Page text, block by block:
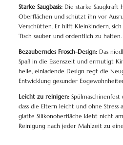
Starke Saugbasis: Die starke Saugkraft
Oberflächen und schützt ihn vor
Verschütten. Er hilft Kleinkindern,
Tisch sauber und ordentlich zu halten.
Bezauberndes Frosch-Design:Das
Spaß in die Essenszeit und ermutigt
helle, einladende Design regt die
Entwicklung gesunder
Leicht zu reinigen: Spülmaschinenfest
dass die Eltern leicht und ohne Stress
glatte Silikonoberfläche klebt nicht
Reinigung nach jeder Mahlzeit zu